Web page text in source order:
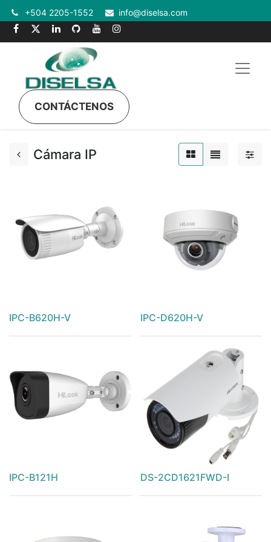
+504 2205-1552 info@diselsa.com
CONTÁCTENOS
Cámara IP
IPC-B620H-V IPC-D620H-V
IPC-B121H DS-2CD1621FWD-I